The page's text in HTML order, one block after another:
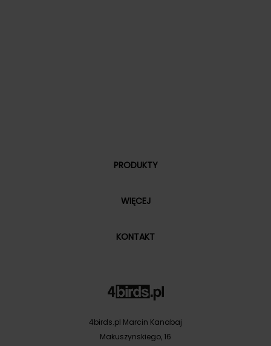
PRODUKTY
WIĘCEJ
KONTAKT
4birds.pl Marcin Kanabaj
Makuszynskiego, 16